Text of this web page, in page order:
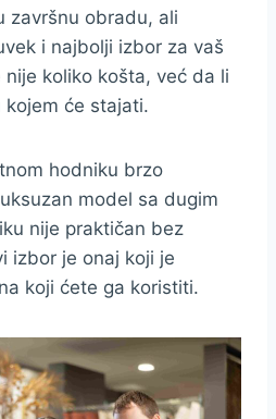
završnu obradu, ali
i najbolji izbor za vaš
koliko košta, već da li
će stajati.
hodniku brzo
model sa dugim
nije praktičan bez
izbor je onaj koji je
koji ćete ga koristiti.